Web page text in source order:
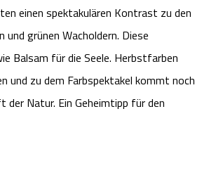
einen spektakulären Kontrast zu den
und grünen Wacholdern. Diese
Balsam für die Seele. Herbstfarben
und zu dem Farbspektakel kommt noch
der Natur. Ein Geheimtipp für den